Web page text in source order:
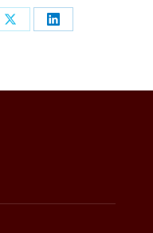
Share
Share